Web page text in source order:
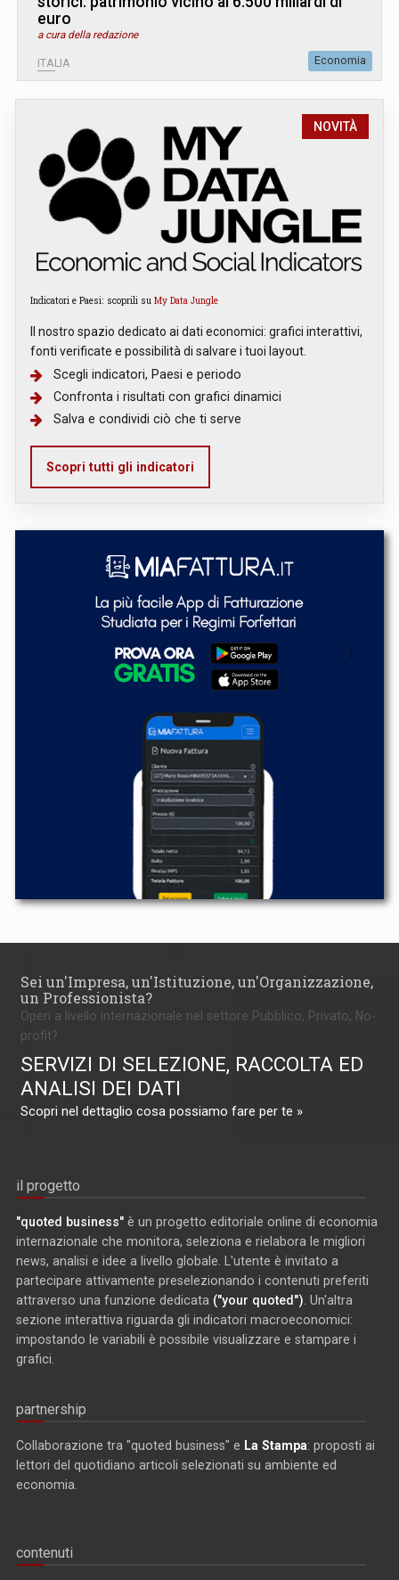
euro
a cura della redazione
ITALIA Economia
NOVITÀ
Indicatori e Paesi: scoprili su My Data Jungle
Il nostro spazio dedicato ai dati economici: grafici interattivi,
fonti verificate e possibilità di salvare i tuoi layout.
Scegli indicatori, Paesi e periodo
Confronta i risultati con grafici dinamici
Salva e condividi ciò che ti serve
Scopri tutti gli indicatori
Sei un'Impresa, un'Istituzione, un'Organizzazione,
un Professionista?
Operi a livello internazionale nel settore Pubblico, Privato, No-
profit?
SERVIZI DI SELEZIONE, RACCOLTA ED
ANALISI DEI DATI
Scopri nel dettaglio cosa possiamo fare per te »
il progetto
"quoted business" è un progetto editoriale online di economia
internazionale che monitora, seleziona e rielabora le migliori
news, analisi e idee a livello globale. L'utente è invitato a
partecipare attivamente preselezionando i contenuti preferiti
attraverso una funzione dedicata ("your quoted") . Un'altra
sezione interattiva riguarda gli indicatori macroeconomici:
impostando le variabili è possibile visualizzare e stampare i
grafici.
partnership
Collaborazione tra "quoted business" e La Stampa: proposti ai
lettori del quotidiano articoli selezionati su ambiente ed
economia.
contenuti